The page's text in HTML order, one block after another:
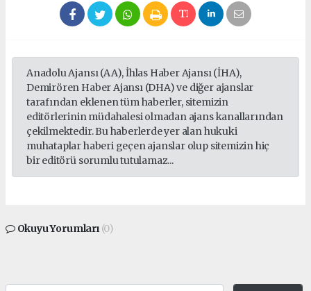
Anadolu Ajansı (AA), İhlas Haber Ajansı (İHA),
Demirören Haber Ajansı (DHA) ve diğer ajanslar
tarafından eklenen tüm haberler, sitemizin
editörlerinin müdahalesi olmadan ajans kanallarından
çekilmektedir. Bu haberlerde yer alan hukuki
muhataplar haberi geçen ajanslar olup sitemizin hiç
bir editörü sorumlu tutulamaz...
Okuyu Yorumları (0)